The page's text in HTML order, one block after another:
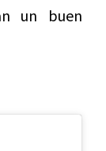
un buen